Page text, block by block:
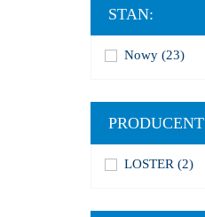
STAN:
Nowy (23)
PRODUCENT
LOSTER (2)